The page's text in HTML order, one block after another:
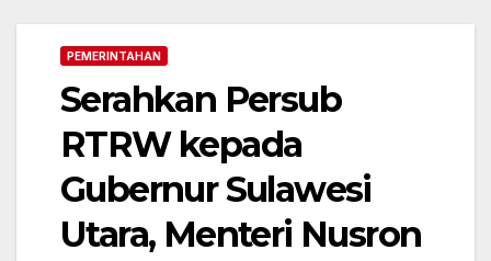
PEMERINTAHAN
Serahkan Persub
RTRW kepada
Gubernur Sulawesi
Utara, Menteri Nusron